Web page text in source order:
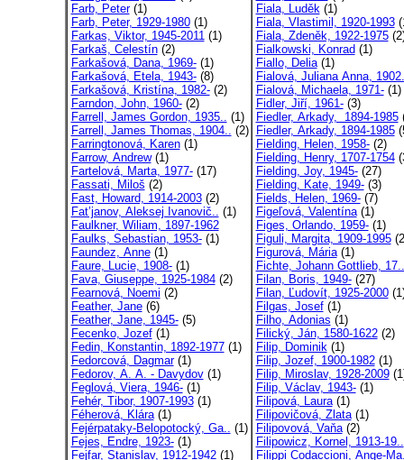
Farb, Peter(1)
Farb, Peter, 1929-1980(1)
Farkas, Viktor, 1945-2011(1)
Farkaš, Celestín(2)
Farkašová, Dana, 1969-(1)
Farkašová, Etela, 1943-(8)
Farkašová, Kristína, 1982-(2)
Farndon, John, 1960-(2)
Farrell, James Gordon, 1935.. (1)
Farrell, James Thomas, 1904.. (2)
Farringtonová, Karen(1)
Farrow, Andrew(1)
Fartelová, Marta, 1977-(17)
Fassati, Miloš (2)
Fast, Howard, 1914-2003(2)
Fat’janov, Aleksej Ivanovič.. (1)
Faulkner, Wiliam, 1897-1962
Faulks, Sebastian, 1953-(1)
Faundez, Anne(1)
Faure, Lucie, 1908-(1)
Fava, Giuseppe, 1925-1984(2)
Fearnová, Noemi (2)
Feather, Jane(6)
Feather, Jane, 1945-(5)
Fecenko, Jozef(1)
Fedin, Konstantin, 1892-1977(1)
Fedorcová, Dagmar(1)
Fedorov, A. A. - Davydov(1)
Feglová, Viera, 1946-(1)
Fehér, Tibor, 1907-1993(1)
Féherová, Klára(1)
Fejérpataky-Belopotocký, Ga.. (1)
Fejes, Endre, 1923-(1)
Fejfar, Stanislav, 1912-1942(1)
Fiala, Luděk(1)
Fiala, Vlastimil, 1920-1993
Fiala, Zdeněk, 1922-1975
Fialkowski, Konrad (1)
Fiallo, Delia(1)
Fialová, Juliana Anna,
Fialová, Michaela, 1971-(1)
Fidler, Jiří, 1961-(3)
Fiedler, Arkady, 1894-1985
Fiedler, Arkady, 1894-1985
Fielding, Helen, 1958-(2)
Fielding, Henry, 1707-1754
Fielding, Joy, 1945-(27)
Fielding, Kate, 1949-(3)
Fields, Helen, 1969-(7)
Figeľová, Valentína(1)
Figes, Orlando, 1959-(1)
Figuli, Margita, 1909-1995
Figurová, Mária(1)
Fichte, Johann Gottlieb, 17..
Filan, Boris, 1949-(27)
Filan, Ľudovít, 1925-2000
Filgas, Josef(1)
Filho, Adonias (1)
Filický, Ján, 1580-1622(2)
Filip, Dominik(1)
Filip, Jozef, 1900-1982(1)
Filip, Miroslav, 1928-2009
Filip, Václav, 1943-(1)
Filipová, Laura(1)
Filipovičová, Zlata(1)
Filipovová, Vaňa(2)
Filipowicz, Kornel, 1913-19..
Filippi Codaccioni, Ange-